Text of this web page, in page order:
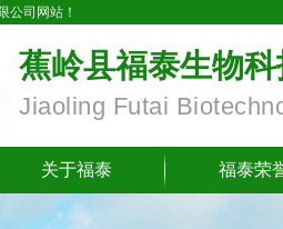
公司网站！
蕉岭县福泰生物科
Jiaoling Futai
关于福泰 福泰荣